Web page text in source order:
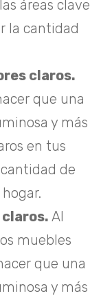
áreas clave
la cantidad
claros.
que una
y más
en tus
de
claros. Al
muebles
que una
y más